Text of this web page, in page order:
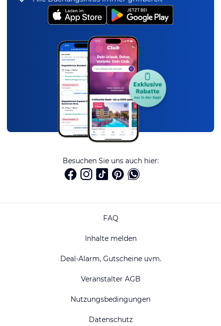
Besuchen Sie uns auch hier:
FAQ
Inhalte melden
Deal-Alarm, Gutscheine uvm.
Veranstalter AGB
Nutzungsbedingungen
Datenschutz